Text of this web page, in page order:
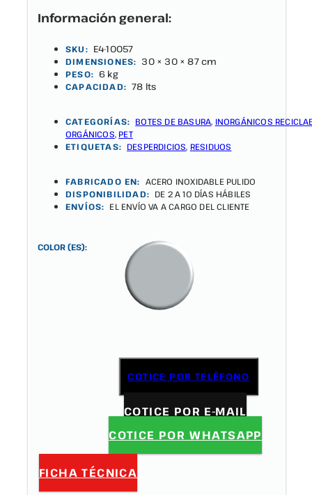
Información general:
SKU: E4-10057
DIMENSIONES: 30 × 30 × 87 cm
PESO: 6 kg
CAPACIDAD: 78 lts
CATEGORÍAS: BOTES DE BASURA, INORGÁNICOS
ORGÁNICOS, PET
ETIQUETAS: DESPERDICIOS, RESIDUOS
FABRICADO EN: ACERO INOXIDABLE PULIDO
DISPONIBILIDAD: DE 2 A 10 DÍAS HÁBILES
ENVÍOS: EL ENVÍO VA A CARGO DEL CLIENTE
COLOR (ES):
COTICE POR TELÉFONO
COTICE POR E-MAIL
COTICE POR WHATSAPP
FICHA TÉCNICA